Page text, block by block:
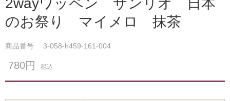
のお祭り マイメロ 抹茶
商品番号 3-058-h459-161-004
780円 税込